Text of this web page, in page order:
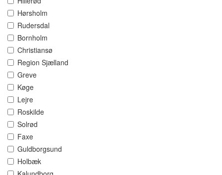
Hørsholm
Rudersdal
Bornholm
Christiansø
Region Sjælland
Greve
Køge
Lejre
Roskilde
Solrød
Faxe
Guldborgsund
Holbæk